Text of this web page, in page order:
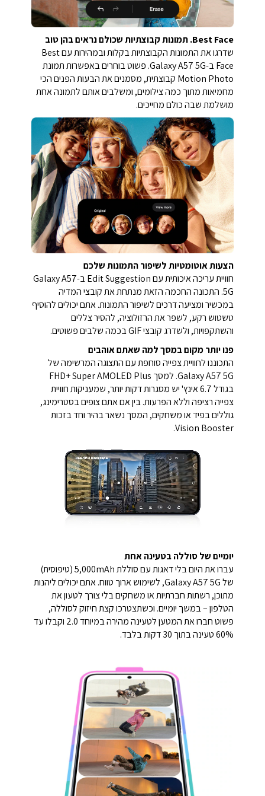
Best Face. תמונות קבוצתיות שכולם נראים בהן טוב
שדרגו את התמונות הקבוצתיות בקלות ובמהירות עם Best
Face ב-Galaxy A57 5G. פשוט בוחרים באפשרות תמונת
Motion Photo קבוצתית, מסמנים את הבעות הפנים הכי
מחמיאות מתוך כמה צילומים, ומשלבים אותם לתמונה אחת
מושלמת שבה כולם מחייכים.
הצעות אוטומטיות לשיפור התמונות שלכם
חוויית עריכה איכותית עם Edit Suggestion ב-Galaxy A57
5G. התכונה החכמה הזאת מנתחת את קובצי המדיה
במכשיר ומציעה דרכים לשיפור התמונות. אתם יכולים להוסיף
טשטוש רקע, לשפר את הרזולוציה, להסיר צללים
והשתקפויות, ולשדרג קובצי GIF בכמה שלבים פשוטים.
פנו יותר מקום במסך למה שאתם אוהבים
התכוננו לחוויית צפייה סוחפת עם התצוגה המרשימה של
Galaxy A57 5G. למסך FHD+ Super AMOLED Plus
בגודל 6.7 אינץ' יש מסגרות דקות יותר, שמעניקות חוויית
צפייה רציפה וללא הפרעות. בין אם אתם צופים בסטרימינג,
גוללים בפיד או משחקים, המסך נשאר בהיר וחד בזכות
Vision Booster.
יומיים של סוללה בטעינה אחת
עברו את היום בלי דאגות עם סוללת 5,000mAh (טיפוסית)
של Galaxy A57 5G, לשימוש ארוך טווח. אתם יכולים ליהנות
מתוכן, רשתות חברתיות או משחקים בלי צורך לטעון את
הטלפון – במשך יומיים. וכשתצטרכו קצת חיזוק לסוללה,
פשוט חברו את המטען לטעינה מהירה במיוחד 2.0 וקבלו עד
60% טעינה בתוך 30 דקות בלבד.